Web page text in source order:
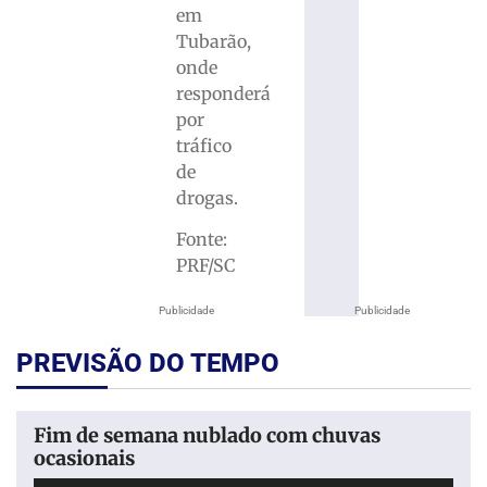
Publicidade
em
Tubarão,
onde
responderá
por
tráfico
de
drogas.
Fonte:
PRF/SC
Publicidade
PREVISÃO DO TEMPO
Fim de semana nublado com chuvas
ocasionais